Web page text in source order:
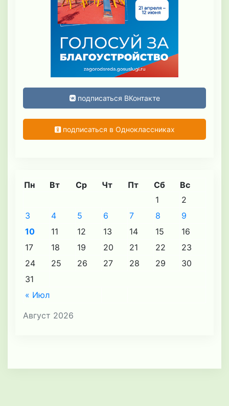
подписаться ВКонтакте
подписаться в Одноклассниках
Август 2026
Пн Вт Ср Чт Пт Сб Вс
« Июл
1
2
3
4 5 6 7 8
9
10
11 12 13 14 15
16
17
18 19 20 21 22
23
24
25 26 27 28 29
30
31